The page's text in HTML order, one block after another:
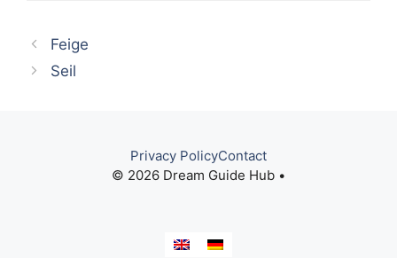
Feige
Seil
© 2026 Dream Guide Hub •
Privacy PolicyContact